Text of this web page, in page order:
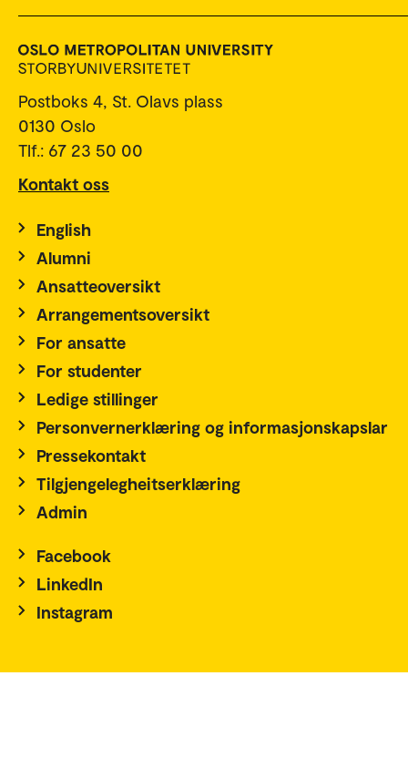
Postboks 4, St. Olavs plass
0130 Oslo
Tlf.: 67 23 50 00
Kontakt oss
English
Alumni
Ansatteoversikt
Arrangementsoversikt
For ansatte
For studenter
Ledige stillinger
Personvernerklæring og informasjonskapslar
Pressekontakt
Tilgjengelegheitserklæring
Admin
Facebook
LinkedIn
Instagram